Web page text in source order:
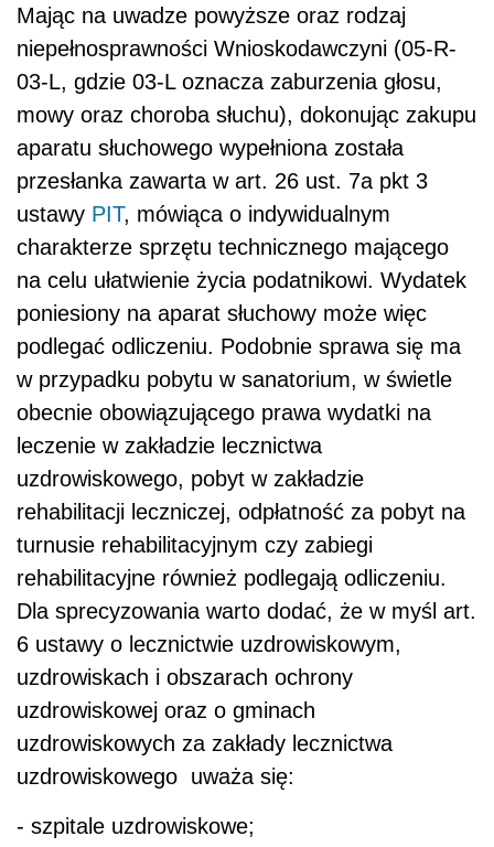
Mając na uwadze powyższe oraz rodzaj
niepełnosprawności Wnioskodawczyni (05-R-
03-L, gdzie 03-L oznacza zaburzenia głosu,
mowy oraz choroba słuchu), dokonując zakupu
aparatu słuchowego wypełniona została
przesłanka zawarta w art. 26 ust. 7a pkt 3
ustawy PIT, mówiąca o indywidualnym
charakterze sprzętu technicznego mającego
na celu ułatwienie życia podatnikowi. Wydatek
poniesiony na aparat słuchowy może więc
podlegać odliczeniu. Podobnie sprawa się ma
w przypadku pobytu w sanatorium, w świetle
obecnie obowiązującego prawa wydatki na
leczenie w zakładzie lecznictwa
uzdrowiskowego, pobyt w zakładzie
rehabilitacji leczniczej, odpłatność za pobyt na
turnusie rehabilitacyjnym czy zabiegi
rehabilitacyjne również podlegają odliczeniu.
Dla sprecyzowania warto dodać, że w myśl art.
6 ustawy o lecznictwie uzdrowiskowym,
uzdrowiskach i obszarach ochrony
uzdrowiskowej oraz o gminach
uzdrowiskowych za zakłady lecznictwa
uzdrowiskowego uważa się:
- szpitale uzdrowiskowe;